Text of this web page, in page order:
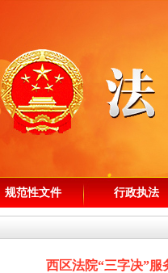
规范性文件 行政执法
西区法院“三字决”